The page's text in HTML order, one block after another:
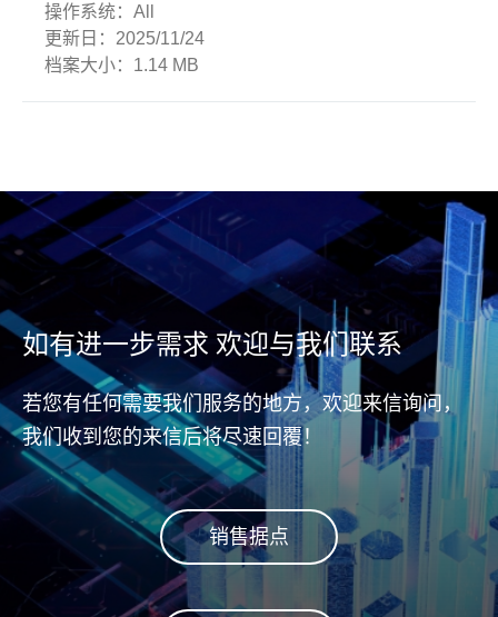
操作系统： All
更新日： 2025/11/24
档案大小： 1.14 MB
如有进一步需求 欢迎与我们联系
若您有任何需要我们服务的地方，欢迎来信询问，
我们收到您的来信后将尽速回覆！
销售据点